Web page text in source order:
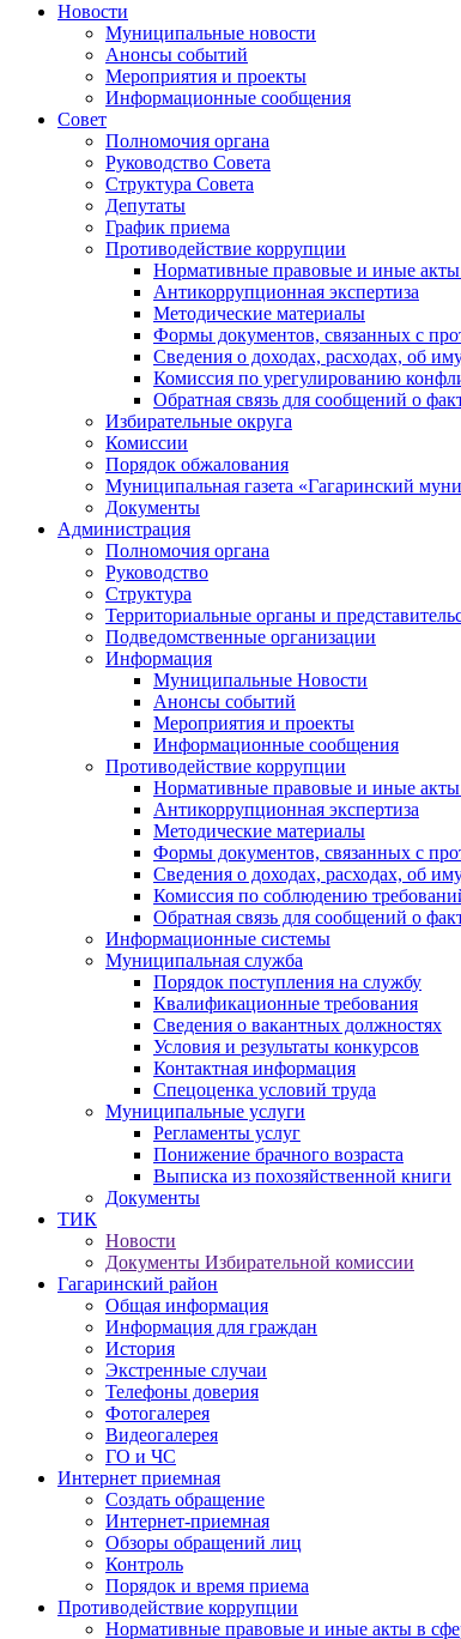
Новости
Муниципальные новости
Анонсы событий
Мероприятия и проекты
Информационные сообщения
Совет
Полномочия органа
Руководство Совета
Структура Совета
Депутаты
График приема
Противодействие коррупции
Нормативные правовые и иные акты
Антикоррупционная экспертиза
Методические материалы
Формы документов, связанных с
Сведения о доходах, расходах, об
Комиссия по урегулированию
Обратная связь для сообщений о
Избирательные округа
Комиссии
Порядок обжалования
Муниципальная газета «Гагаринский
Документы
Администрация
Полномочия органа
Руководство
Структура
Территориальные органы и
Подведомственные организации
Информация
Муниципальные Новости
Анонсы событий
Мероприятия и проекты
Информационные сообщения
Противодействие коррупции
Нормативные правовые и иные акты
Антикоррупционная экспертиза
Методические материалы
Формы документов, связанных с
Сведения о доходах, расходах, об
Комиссия по соблюдению
Обратная связь для сообщений о
Информационные системы
Муниципальная служба
Порядок поступления на службу
Квалификационные требования
Сведения о вакантных должностях
Условия и результаты конкурсов
Контактная информация
Спецоценка условий труда
Муниципальные услуги
Регламенты услуг
Понижение брачного возраста
Выписка из похозяйственной книги
Документы
ТИК
Новости
Документы Избирательной комиссии
Гагаринский район
Общая информация
Информация для граждан
История
Экстренные случаи
Телефоны доверия
Фотогалерея
Видеогалерея
ГО и ЧС
Интернет приемная
Создать обращение
Интернет-приемная
Обзоры обращений лиц
Контроль
Порядок и время приема
Противодействие коррупции
Нормативные правовые и иные акты в